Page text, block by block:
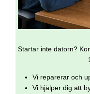
Startar inte datorn?
Vi reparerar och
Vi hjälper dig att